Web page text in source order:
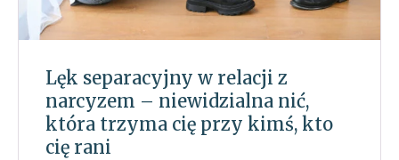
Lęk separacyjny w relacji z
narcyzem – niewidzialna nić,
która trzyma cię przy kimś, kto
cię rani